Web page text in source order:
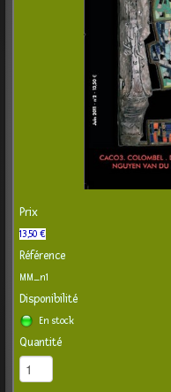
Prix
13,50 €
Référence
MM_n1
Disponibilité
En stock
Quantité